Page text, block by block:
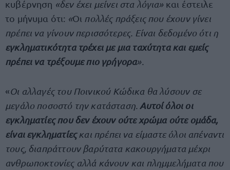
κυβέρνηση «δεν έχει μείνει στα λόγια»και έστειλε
το μήνυμα ότι: «Oι πολλές πράξεις που έχουν γίνει
πρέπει να γίνουν περισσότερες. Είναι δεδομένο ότι η
εγκληματικότητα τρέχει με μια ταχύτητα και εμείς
πρέπει να τρέξουμε πιο γρήγορα».
«Oι αλλαγές του Ποινικού Κώδικα θα λύσουν σε
μεγάλο ποσοστό την κατάσταση. Αυτοί όλοι οι
εγκληματίες που δεν έχουν ούτε χρώμα ούτε ομάδα,
είναι εγκληματίεςκαι πρέπει να είμαστε όλοι απέναντι
τους, διαπράττουν βαρύτατα κακουργήματα μέχρι
ανθρωποκτονίες αλλά κάνουν και πλημμελήματα που